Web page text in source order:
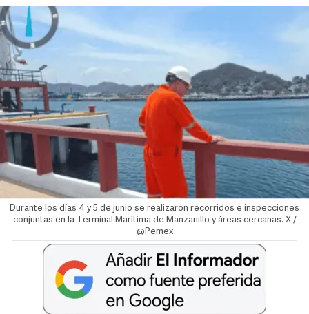
Durante los días 4 y 5 de junio se realizaron recorridos e inspecciones
conjuntas en la Terminal Marítima de Manzanillo y áreas cercanas. X /
@Pemex